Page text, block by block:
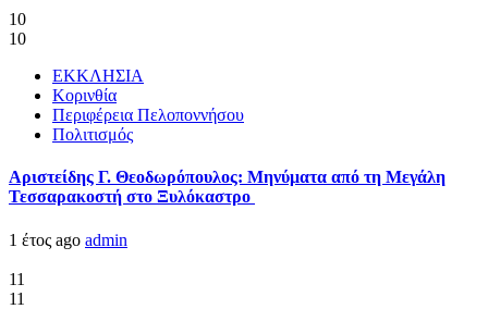
10
10
ΕΚΚΛΗΣΙΑ
Κορινθία
Περιφέρεια Πελοποννήσου
Πολιτισμός
Αριστείδης Γ. Θεοδωρόπουλος: Μηνύματα από τη Μεγάλη
Τεσσαρακοστή στο Ξυλόκαστρο
1 έτος ago admin
11
11